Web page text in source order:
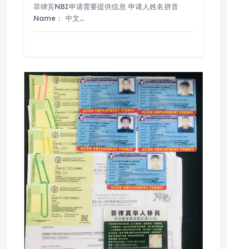
菲律宾NBI申请需要提供信息 申请人姓名拼音
Name： 中文…